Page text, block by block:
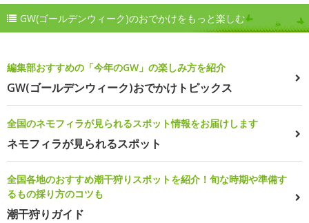
GW(ゴールデンウィーク)のおでかけをもっと楽しむ
編集部おすすめの「今年のGW」の楽しみ方を紹介
GW(ゴールデンウィーク)おでかけトピックス
全国のネモフィラが見られるスポット情報をお届けします
ネモフィラが見られるスポット
全国各地のおすすめ潮干狩りスポットを紹介！旬な時期や準備す
るもの採り方のコツも
潮干狩りガイド